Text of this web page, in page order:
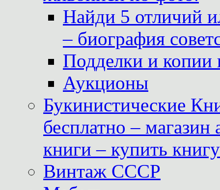
Найди 5 отличий
– биография
Подделки и копии
Аукционы
Букинистические
бесплатно –
книги – купить
Винтаж СССР